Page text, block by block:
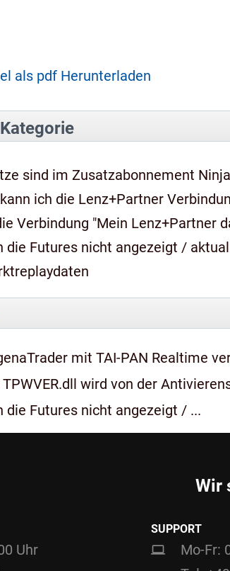
als pdf Herunterladen
sind im Zusatzabonnement
ich die Lenz+Partner
Verbindung "Mein
die Futures nicht angezeigt /
mit TAI-PAN Realtime
TPWVER.dll wird von der
die Futures nicht angezeigt / ...
Wir
Uhr
SUPPORT
Mo-Fr: